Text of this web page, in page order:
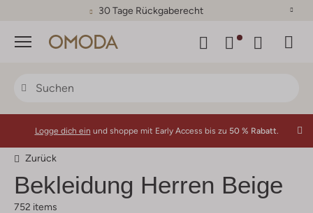
30 Tage Rückgaberecht
Menü
Logge dich ein und shoppe mit Early Access bis zu 50 % Rabatt.
Zurück
Bekleidung Herren Beige
752 items